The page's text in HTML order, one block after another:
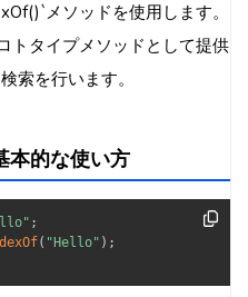
メソッドを使用します。
トタイプメソッドとして提供
索を行います。
本的な使い方
;
( "Hello" ) ;